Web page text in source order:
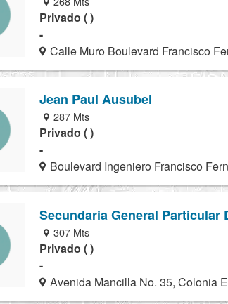
Privado ( )
-
Calle Muro Boulevard Francisco
Jean Paul Ausubel
287 Mts
Privado ( )
-
Boulevard Ingeniero Francisco
Secundaria General Particular
307 Mts
Privado ( )
-
Avenida Mancilla No. 35, Colonia